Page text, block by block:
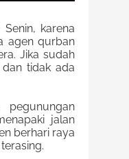
karena
agen qurban
Jika sudah
tidak ada
jalan
berhari raya